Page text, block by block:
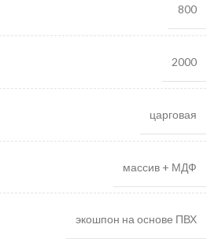
800
2000
царговая
массив + МДФ
экошпон на основе ПВХ